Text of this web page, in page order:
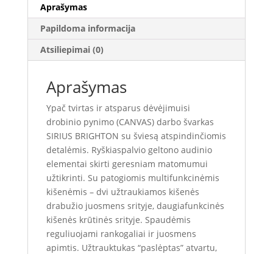
Aprašymas
Papildoma informacija
Atsiliepimai (0)
Aprašymas
Ypač tvirtas ir atsparus dėvėjimuisi
drobinio pynimo (CANVAS) darbo švarkas
SIRIUS BRIGHTON su šviesą atspindinčiomis
detalėmis. Ryškiaspalvio geltono audinio
elementai skirti geresniam matomumui
užtikrinti. Su patogiomis multifunkcinėmis
kišenėmis – dvi užtraukiamos kišenės
drabužio juosmens srityje, daugiafunkcinės
kišenės krūtinės srityje. Spaudėmis
reguliuojami rankogaliai ir juosmens
apimtis. Užtrauktukas “paslėptas” atvartu,